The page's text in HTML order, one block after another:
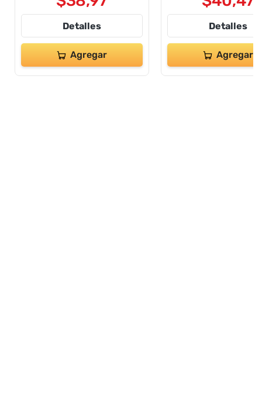
$38,97
Detalles
Agregar
$40,47
Detalles
Agregar